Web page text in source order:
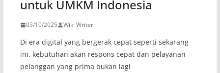
untuk UMKM Indonesia
03/10/2025 Wiki Writer
Di era digital yang bergerak cepat seperti sekarang
ini, kebutuhan akan respons cepat dan pelayanan
pelanggan yang prima bukan lagi